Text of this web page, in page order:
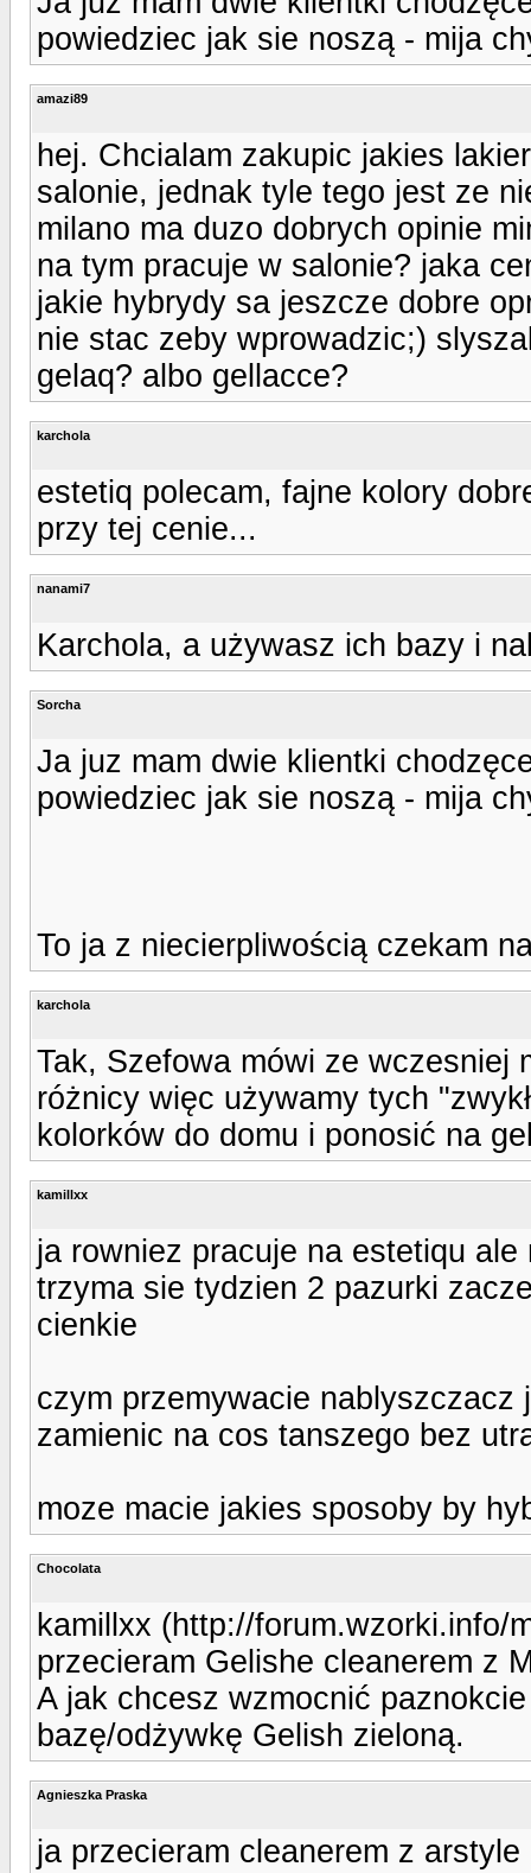
powiedziec jak sie noszą - mija
amazi89
hej. Chcialam zakupic jakies
salonie, jednak tyle tego jest ze
milano ma duzo dobrych opinie
na tym pracuje w salonie? jaka
jakie hybrydy sa jeszcze dobre
nie stac zeby wprowadzic;)
gelaq? albo gellacce?
karchola
estetiq polecam, fajne kolory
przy tej cenie...
nanami7
Karchola, a używasz ich bazy i
Sorcha
Ja juz mam dwie klientki
powiedziec jak sie noszą - mija
To ja z niecierpliwością czekam
karchola
Tak, Szefowa mówi ze wczesniej
różnicy więc używamy tych
kolorków do domu i ponosić na
kamillxx
ja rowniez pracuje na estetiqu
trzyma sie tydzien 2 pazurki
cienkie
czym przemywacie nablyszczacz
zamienic na cos tanszego bez
moze macie jakies sposoby by
Chocolata
kamillxx (http://forum.wzorki.info/
przecieram Gelishe cleanerem z
A jak chcesz wzmocnić
bazę/odżywkę Gelish zieloną.
Agnieszka Praska
ja przecieram cleanerem z